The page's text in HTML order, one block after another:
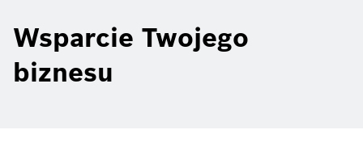
Wsparcie Twojego
biznesu